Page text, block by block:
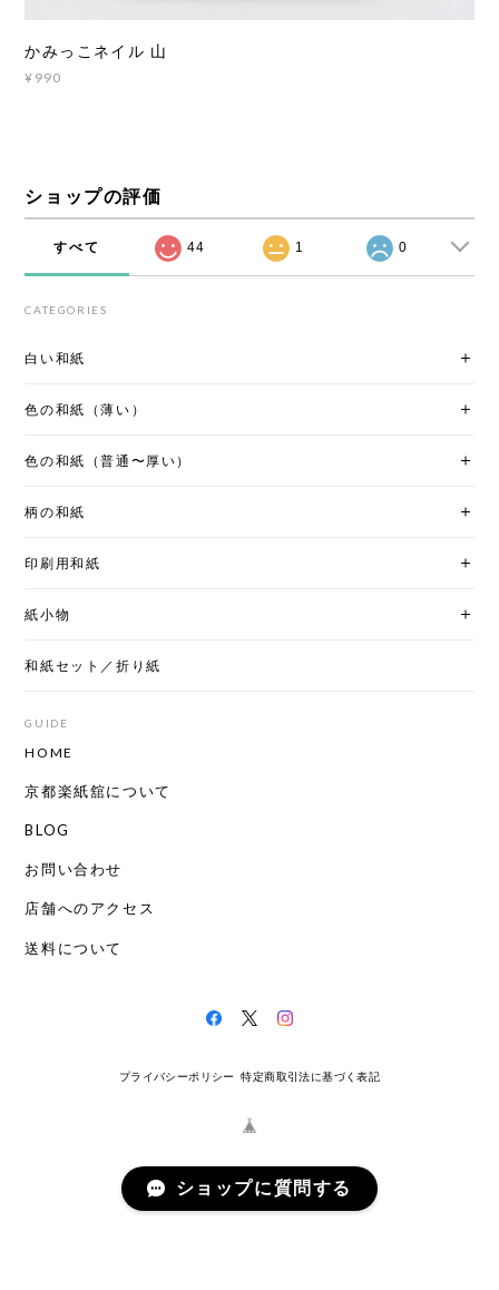
かみっこネイル 山
¥990
ショップの評価
すべて 44 1 0
CATEGORIES
白い和紙
色の和紙（薄い）
色の和紙（普通〜厚い）
柄の和紙
印刷用和紙
紙小物
和紙セット／折り紙
GUIDE
HOME
京都楽紙舘について
BLOG
お問い合わせ
店舗へのアクセス
送料について
プライバシーポリシー 特定商取引法に基づく表記
ショップに質問する